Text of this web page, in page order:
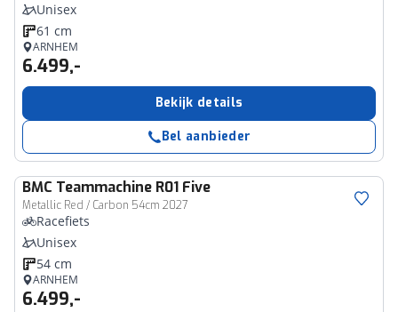
Unisex
61 cm
ARNHEM
6.499,-
Bekijk details
Bel aanbieder
BMC Teammachine R01 Five
Metallic Red / Carbon 54cm 2027
Racefiets
Unisex
54 cm
ARNHEM
6.499,-